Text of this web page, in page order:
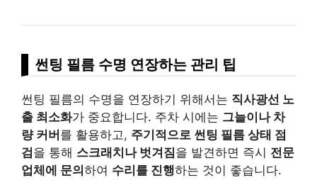
썬팅 필름 수명 연장하는 관리 팁
썬팅 필름의 수명을 연장하기 위해서는 직사광선 노
출 최소화가 중요합니다. 주차 시에는 그늘이나 차
량 커버 를 활용하고, 주기적으로 썬팅 필름 상태 점
검 을 통해 스크래치나 벗겨짐을 발견하면 즉시 전문
업체에 문의 하여 수리를 진행하는 것이 좋습니다.